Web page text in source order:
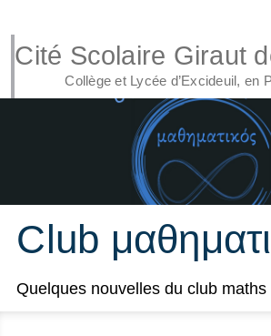
Cité Scolaire Giraut
Collège et Lycée d’Excideuil, en
Club
Quelques nouvelles du club maths